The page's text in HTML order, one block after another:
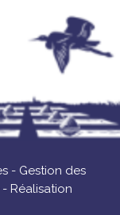
- Gestion des
- Réalisation